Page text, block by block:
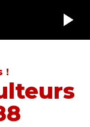
play_arrow
!